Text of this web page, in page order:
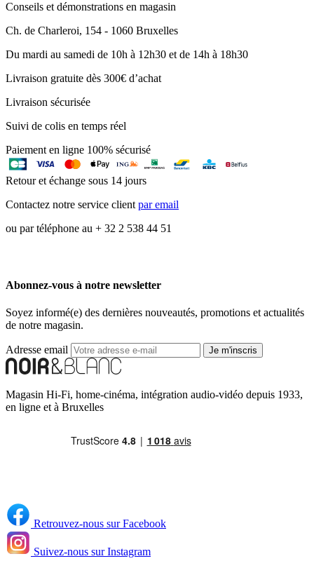
Conseils et démonstrations en magasin
Ch. de Charleroi, 154 - 1060 Bruxelles
Du mardi au samedi de 10h à 12h30 et de 14h à 18h30
Livraison gratuite dès 300€ d’achat
Livraison sécurisée
Suivi de colis en temps réel
Paiement en ligne 100% sécurisé
Retour et échange sous 14 jours
Contactez notre service clientpar email
ou par téléphone au + 32 2 538 44 51
Abonnez-vous à notre newsletter
Soyez informé(e) des dernières nouveautés, promotions et actualités
de notre magasin.
Adresse email Je m'inscris
Magasin Hi-Fi, home-cinéma, intégration audio-vidéo depuis 1933,
en ligne et à Bruxelles
Retrouvez-nous sur Facebook
Suivez-nous sur Instagram